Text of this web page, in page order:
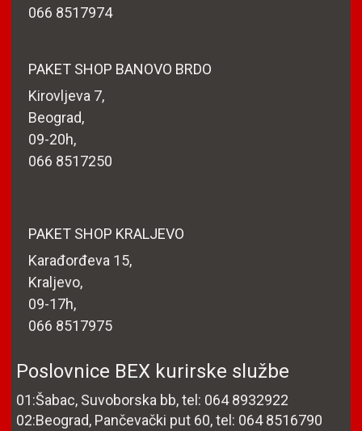
066 8517974
PAKET SHOP BANOVO BRDO
Kirovljeva 7,
Beograd,
09-20h,
066 8517250
PAKET SHOP KRALJEVO
Karađorđeva 15,
Kraljevo,
09-17h,
066 8517975
Poslovnice BEX kurirske službe
01:Šabac, Suvoborska bb, tel: 064 8932922
02:Beograd, Pančevački put 60, tel: 064 8516790